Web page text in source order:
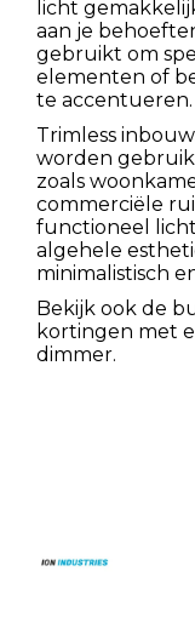
licht
aan je
gebruikt om
elementen of
te accentueren.
Trimless
worden
zoals
commerciële
functioneel
algehele
minimalistisch
Bekijk ook de
kortingen met
dimmer.